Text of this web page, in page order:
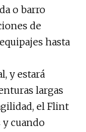
o barro
de
hasta
y estará
largas
el Flint
y cuando